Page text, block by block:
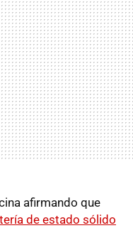
afirmando que
de estado sólido